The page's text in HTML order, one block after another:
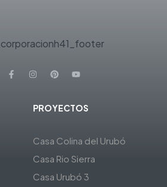
PROYECTOS
Casa Colina del Urubó
Casa Rio Sierra
Casa Urubó 3